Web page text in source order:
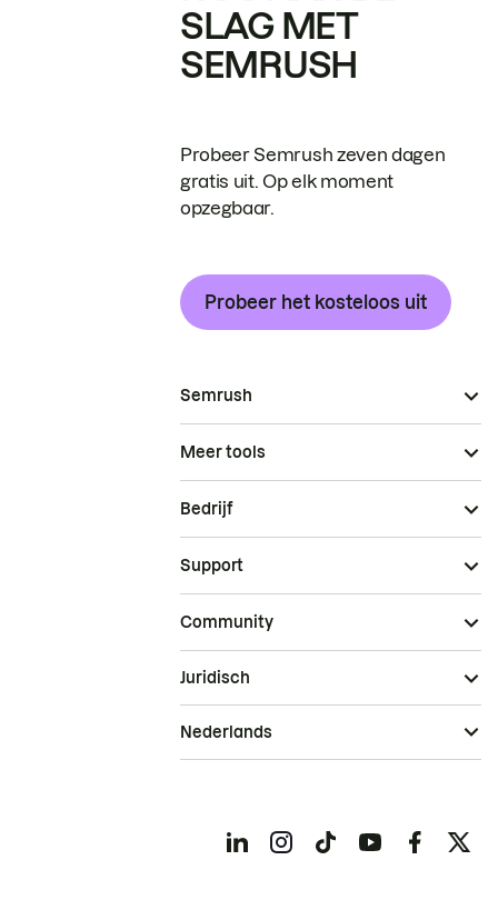
SLAG MET
SEMRUSH
Probeer Semrush zeven dagen
gratis uit. Op elk moment
opzegbaar.
Probeer het kosteloos uit
Semrush
Meer tools
Bedrijf
Support
Community
Juridisch
Nederlands